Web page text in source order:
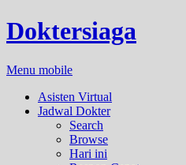
Doktersiaga
Menu mobile
Asisten Virtual
Jadwal Dokter
Search
Browse
Hari ini